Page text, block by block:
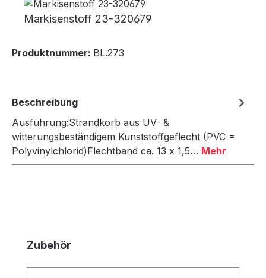
Markisenstoff 23-320679
Produktnummer: BL.273
Beschreibung
Ausführung:Strandkorb aus UV- &
witterungsbeständigem Kunststoffgeflecht (PVC =
Polyvinylchlorid)Flechtband ca. 13 x 1,5… Mehr
Produktgalerie überspringen
Zubehör